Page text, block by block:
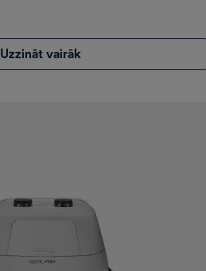
Uzzināt vairāk